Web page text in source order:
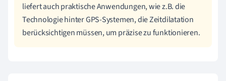
liefert auch praktische Anwendungen, wie z.B. die
Technologie hinter GPS-Systemen, die Zeitdilatation
berücksichtigen müssen, um präzise zu funktionieren.